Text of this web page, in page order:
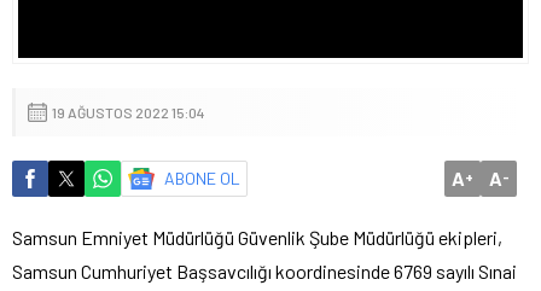
19 AĞUSTOS 2022 15:04
ABONE OL A+ A-
Samsun Emniyet Müdürlüğü Güvenlik Şube Müdürlüğü ekipleri,
Samsun Cumhuriyet Başsavcılığı koordinesinde 6769 sayılı Sınai